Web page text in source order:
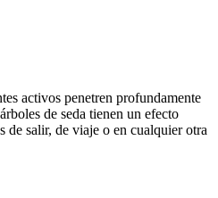
activos penetren profundamente
de seda tienen un efecto
de salir, de viaje o en cualquier otra